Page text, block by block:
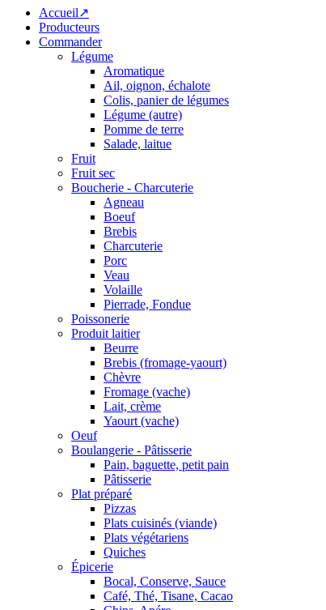
Accueil↗
Producteurs
Commander
Légume
Aromatique
Ail, oignon, échalote
Colis, panier de légumes
Légume (autre)
Pomme de terre
Salade, laitue
Fruit
Fruit sec
Boucherie - Charcuterie
Agneau
Boeuf
Brebis
Charcuterie
Porc
Veau
Volaille
Pierrade, Fondue
Poissonerie
Produit laitier
Beurre
Brebis (fromage-yaourt)
Chèvre
Fromage (vache)
Lait, crème
Yaourt (vache)
Oeuf
Boulangerie - Pâtisserie
Pain, baguette, petit pain
Pâtisserie
Plat préparé
Pizzas
Plats cuisinés (viande)
Plats végétariens
Quiches
Épicerie
Bocal, Conserve, Sauce
Café, Thé, Tisane, Cacao